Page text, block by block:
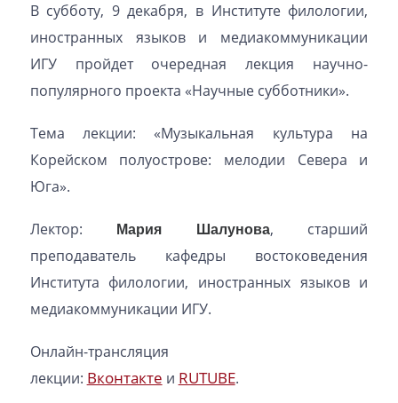
В субботу, 9 декабря, в Институте филологии,
иностранных языков и медиакоммуникации
ИГУ пройдет очередная лекция научно-
популярного проекта «Научные субботники».
Тема лекции: «Музыкальная культура на
Корейском полуострове: мелодии Севера и
Юга».
Лектор: Мария Шалунова, старший
преподаватель кафедры востоковедения
Института филологии, иностранных языков и
медиакоммуникации ИГУ.
Онлайн-трансляция
лекции: Вконтакте и RUTUBE.